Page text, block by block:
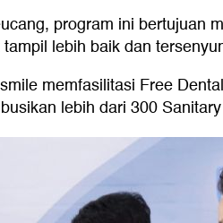
program ini bertujuan
lebih baik dan
memfasilitasi Free
lebih dari 300